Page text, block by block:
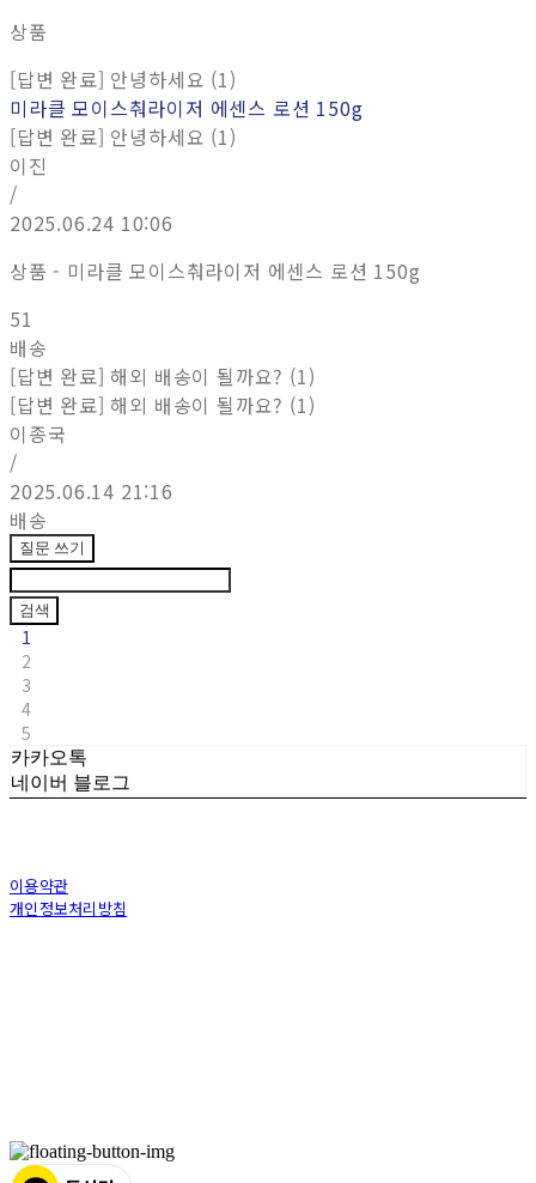
상품
[답변 완료] 안녕하세요 (1)
미라클 모이스춰라이저 에센스 로션 150g
[답변 완료] 안녕하세요 (1)
이진
/
2025.06.24 10:06
상품 - 미라클 모이스춰라이저 에센스 로션 150g
51
배송
[답변 완료] 해외 배송이 될까요? (1)
[답변 완료] 해외 배송이 될까요? (1)
이종국
/
2025.06.14 21:16
배송
질문 쓰기
검색
1
2
3
4
5
카카오톡
네이버 블로그
이용약관
개인정보처리방침